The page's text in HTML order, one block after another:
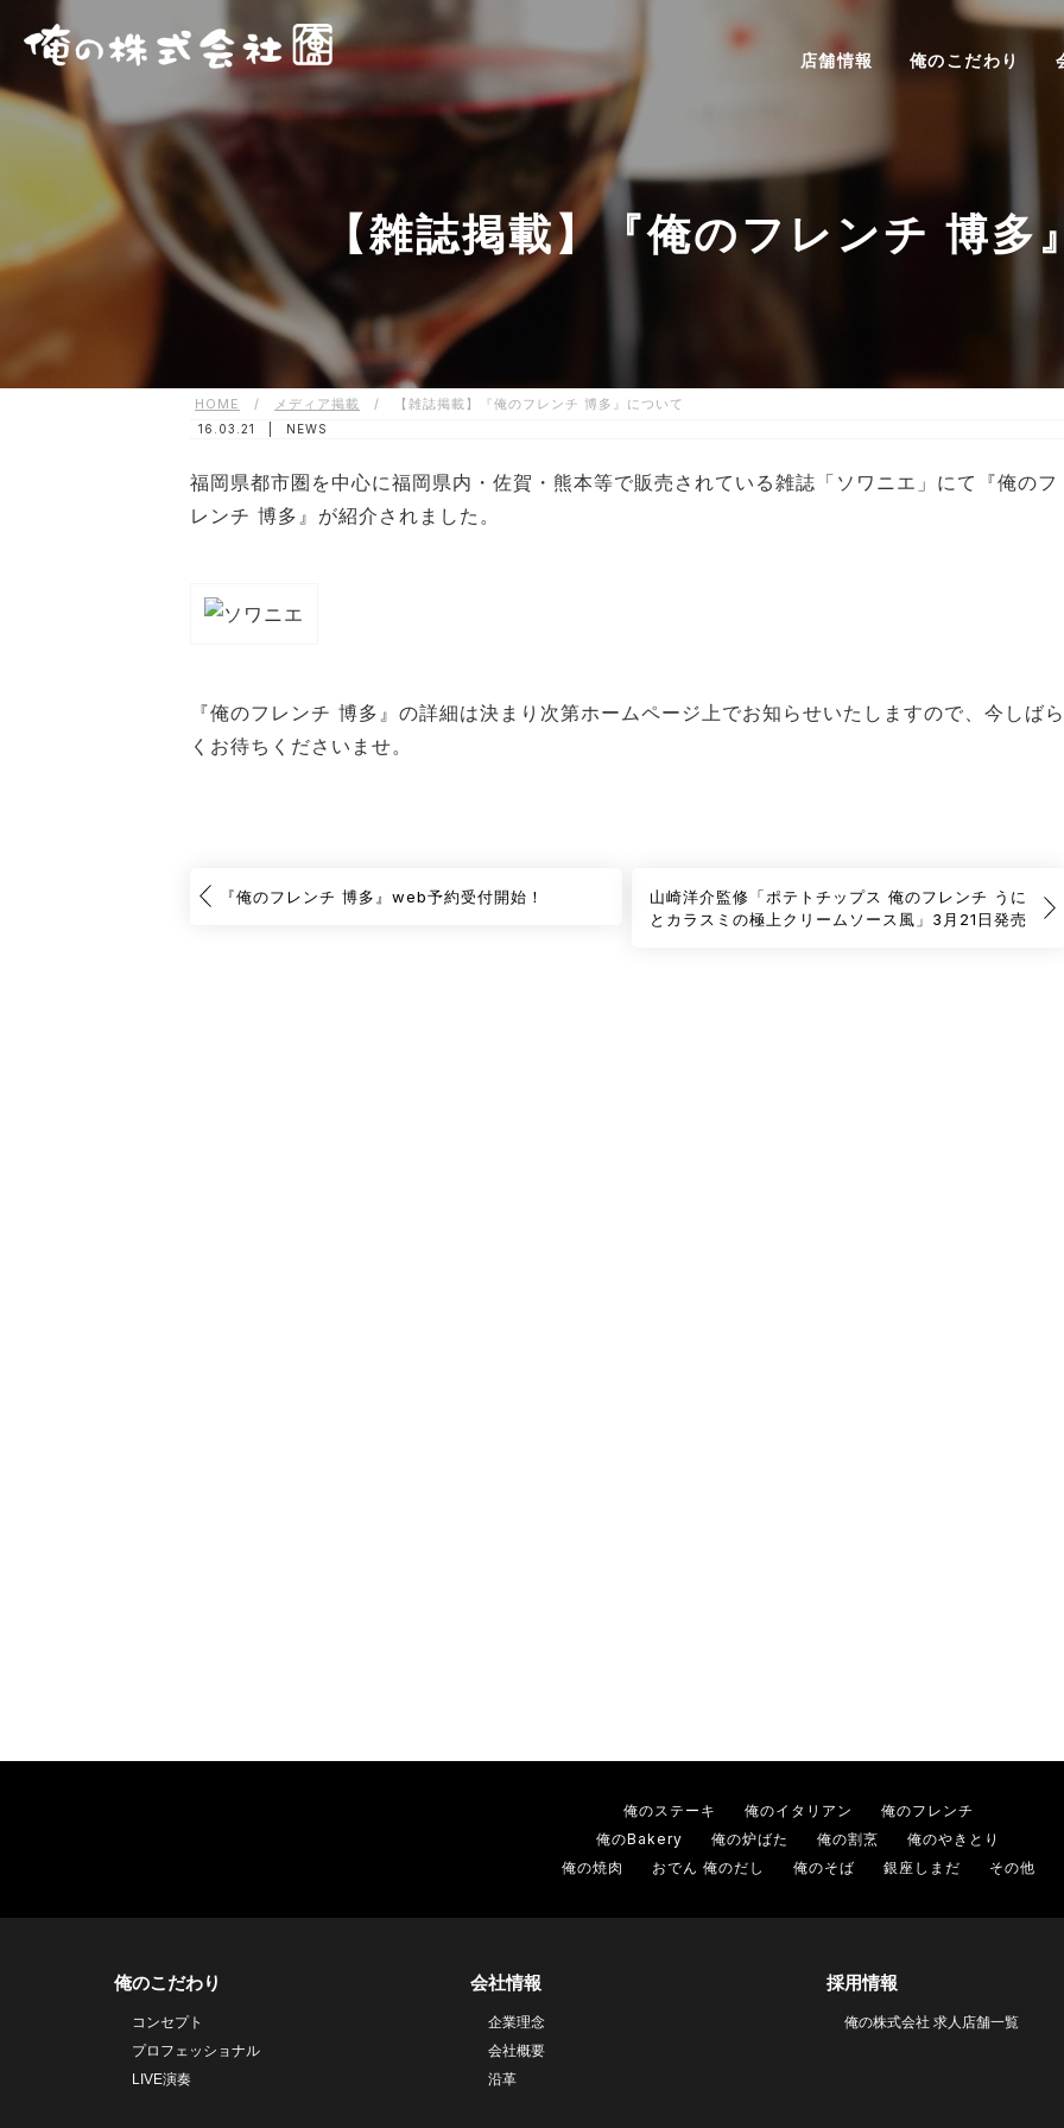
店舗情報 俺のこだわり
【雑誌掲載】『俺のフレンチ 博多
HOME / メディア掲載 / 【雑誌掲載】『俺のフレンチ 博多』について
16.03.21 | NEWS
福岡県都市圏を中心に福岡県内・佐賀・熊本等で販売されている雑誌「ソワニエ」にて『俺のフ
レンチ 博多』が紹介されました。
『俺のフレンチ 博多』の詳細は決まり次第ホームページ上でお知らせいたしますので、今しばら
くお待ちくださいませ。
『俺のフレンチ 博多』web予約受付開始！
山崎洋介監修「ポテトチップス 俺のフレンチ うに
とカラスミの極上クリームソース風」3月21日発売
俺のステーキ 俺のイタリアン
俺のフレンチ
俺のBakery
俺の炉ばた 俺の割烹
俺のやきとり
俺の焼肉
おでん 俺のだし 俺のそば 銀座しまだ その他
俺のこだわり
コンセプト
プロフェッショナル
LIVE演奏
会社情報
企業理念
会社概要
沿革
採用情報
俺の株式会社 求人店舗一覧